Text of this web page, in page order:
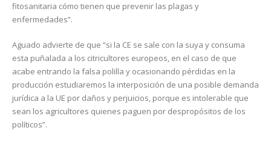
fitosanitaria cómo tienen que prevenir las plagas y
enfermedades”.
Aguado advierte de que “si la CE se sale con la suya y consuma
esta puñalada a los citricultores europeos, en el caso de que
acabe entrando la falsa polilla y ocasionando pérdidas en la
producción estudiaremos la interposición de una posible demanda
jurídica a la UE por daños y perjuicios, porque es intolerable que
sean los agricultores quienes paguen por despropósitos de los
políticos”.